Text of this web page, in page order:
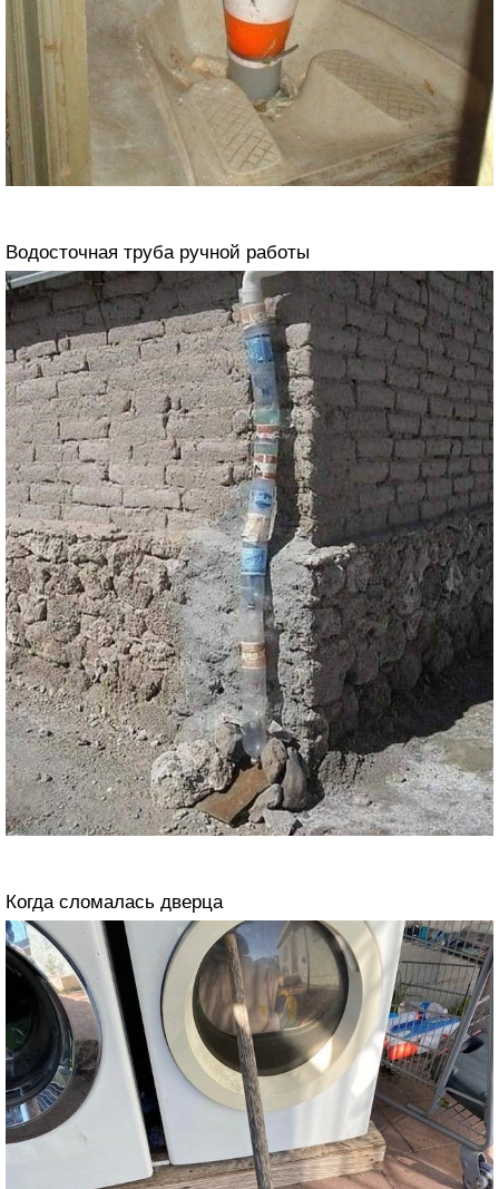
Водосточная труба ручной работы
Когда сломалась дверца